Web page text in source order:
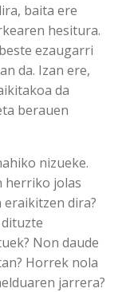
baita ere
hesitura.
ezaugarri
da. Izan ere,
da
berauen
nizueke.
herriko jolas
dira?
Non daude
Horrek nola
jarrera?